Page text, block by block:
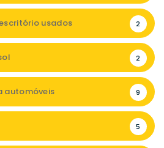
usados 2
2
automóveis 9
5